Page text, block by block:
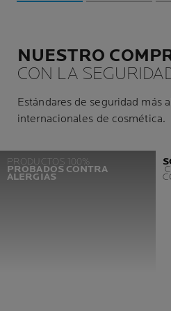
NUESTRO
CON LA
Estándares de seguridad más
internacionales de cosmética.
PRODUCTOS 100%
PROBADOS CONTRA
ALERGIAS